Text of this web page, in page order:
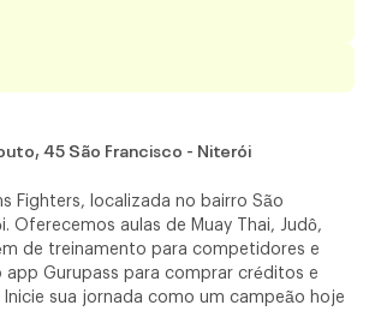
45 São Francisco - Niterói
Fighters, localizada no bairro São
Oferecemos aulas de Muay Thai, Judô,
de treinamento para competidores e
app Gurupass para comprar créditos e
Inicie sua jornada como um campeão hoje